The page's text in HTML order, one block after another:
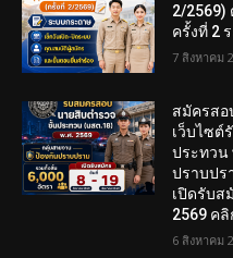
2/2569)
ครั้งที่ 2
7 สิงหาคม
สมัครสอ
เว็บไซต์
ประทวน
ปราบปร
เปิดรับส
2569 ค
6 สิงหาคม